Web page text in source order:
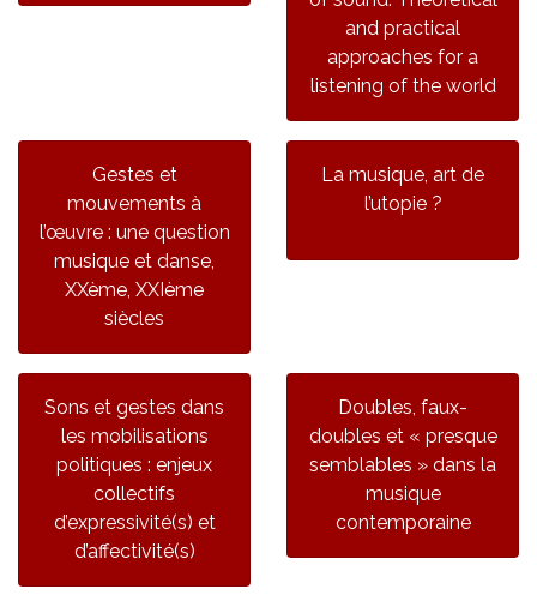
and practical
approaches for a
listening of the world
Gestes et
mouvements à
l’œuvre : une question
musique et danse,
XXème, XXIème
siècles
La musique, art de
l’utopie ?
Sons et gestes dans
les mobilisations
politiques : enjeux
collectifs
d’expressivité(s) et
d’affectivité(s)
Doubles, faux-
doubles et « presque
semblables » dans la
musique
contemporaine